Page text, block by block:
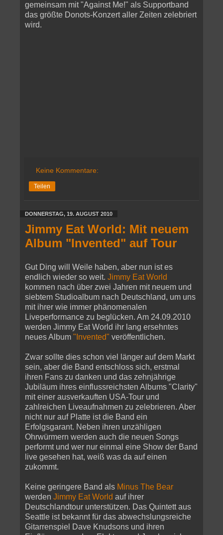
gemeinsam mit "Against Me!" als Supportband
das größte Donots-Konzert aller Zeiten zelebriert
wird.
Keine Kommentare:
Teilen
DONNERSTAG, 19. AUGUST 2010
Jimmy Eat World: Mit neuem
Album "Invented" auf Tour
Gut Ding will Weile haben, aber nun ist es
endlich wieder so weit. Jimmy Eat World
kommen nach über zwei Jahren mit neuem und
siebtem Studioalbum nach Deutschland, um uns
mit ihrer wie immer phänomenalen
Liveperformance zu beglücken. Am 24.09.2010
werden Jimmy Eat World ihr lang ersehntes
neues Album "Invented" veröffentlichen.
Zwar sollte dies schon viel länger auf dem Markt
sein, aber die Band entschloss sich, erstmal
ihren Fans zu danken und das zehnjährige
Jubiläum ihres einflussreichsten Albums "Clarity"
mit einer ausverkauften USA-Tour und
zahlreichen Liveaufnahmen zu zelebrieren. Aber
nicht nur auf Platte ist die Band ein
Erfolgsgarant. Neben ihren unzähligen
Ohrwürmern werden auch die neuen Songs
performt und wer nur einmal eine Show der Band
live gesehen hat, weiß was da auf einen
zukommt.
Keine geringere Band als Minus The Bear
werden Jimmy Eat World auf ihrer
Deutschlandtour unterstützen. Das Quintett aus
Seattle ist bekannt für das abwechslungsreiche
Gitarrenspiel Dave Knudsons und ihren